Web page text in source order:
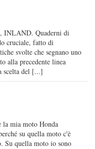
INLAND. Quaderni di
cruciale, fatto di
svolte che segnano uno
alla precedente linea
scelta del [...]
mia moto Honda
su quella moto c'è
Su quella moto io sono